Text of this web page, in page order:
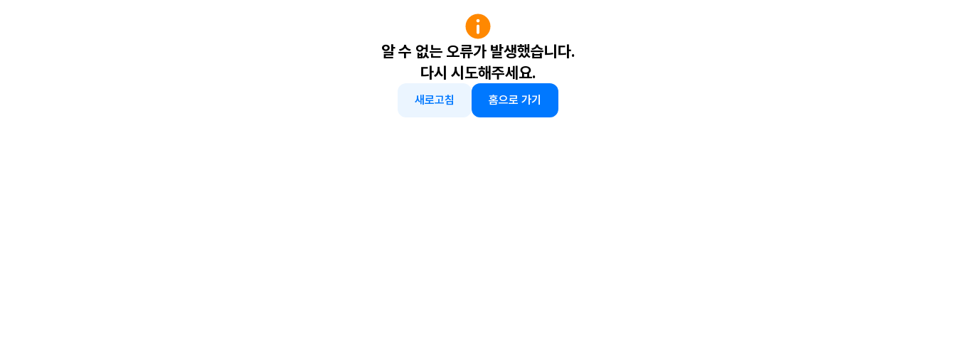
알 수 없는 오류가 발생했습니다.
다시 시도해주세요.
새로고침 홈으로 가기